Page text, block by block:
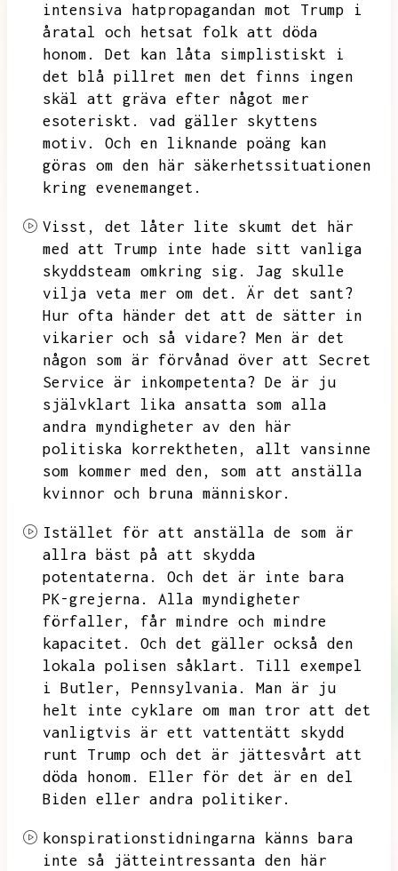
intensiva hatpropagandan mot Trump i
åratal och hetsat folk att döda
honom.
Det kan låta simplistiskt i
det blå pillret men det finns ingen
skäl att gräva efter något mer
esoteriskt.
vad gäller skyttens
motiv.
Och en liknande poäng kan
göras om den här säkerhetssituationen
kring evenemanget.
Visst,
det låter lite skumt det här
med att Trump inte hade sitt vanliga
skyddsteam omkring sig.
Jag skulle
vilja veta mer om det.
Är det sant?
Hur ofta händer det att de sätter in
vikarier och så vidare? Men är det
någon som är förvånad över att Secret
Service är inkompetenta? De är ju
självklart lika ansatta som alla
andra myndigheter av den här
politiska korrektheten,
allt vansinne
som kommer med den,
som att anställa
kvinnor och bruna människor.
Istället för att anställa de som är
allra bäst på att skydda
potentaterna.
Och det är inte bara
PK-grejerna.
Alla myndigheter
förfaller,
får mindre och mindre
kapacitet.
Och det gäller också den
lokala polisen såklart.
Till exempel
i Butler,
Pennsylvania.
Man är ju
helt inte cyklare om man tror att det
vanligtvis är ett vattentätt skydd
runt Trump och det är jättesvårt att
döda honom.
Eller för det är en del
Biden eller andra politiker.
konspirationstidningarna känns bara
inte så jätteintressanta den här